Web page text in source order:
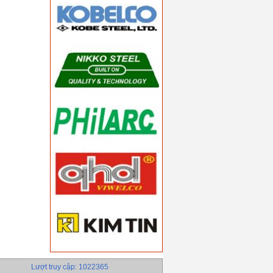
Lượt truy cập: 1022365